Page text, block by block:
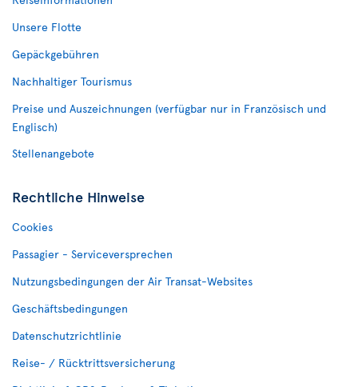
Unsere Flotte
Gepäckgebühren
Nachhaltiger Tourismus
Preise und Auszeichnungen (verfügbar nur in Französisch und
Englisch)
Stellenangebote
Rechtliche Hinweise
Cookies
Passagier - Serviceversprechen
Nutzungsbedingungen der Air Transat-Websites
Geschäftsbedingungen
Datenschutzrichtlinie
Reise- / Rücktrittsversicherung